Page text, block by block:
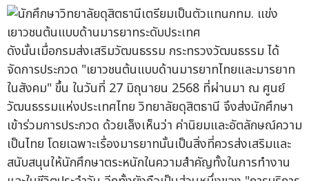
ดังนั้นเมื่อกรมส่งเสริมวัฒนธรรม กระทรวงวัฒนธรรม ได้
จัดการประกวด "เยาวชนต้นแบบด้านมารยาทไทยและมารยาท
ในสังคม" ขึ้น ในวันที่ 27 มิถุนายน 2568 ที่ผ่านมา ณ ศูนย์
วัฒนธรรมแห่งประเทศไทย วิทยาลัยดุสิตธานี จึงส่งนักศึกษา
เข้าร่วมการประกวด ด้วยเล็งเห็นว่า ค่านิยมและอัตลักษณ์ความ
เป็นไทย โดยเฉพาะเรื่องมารยาทนั้นเป็นสิ่งที่ควรส่งเสริมและ
สนับสนุนให้นักศึกษาตระหนักในความสำคัญทั้งในการทำงาน